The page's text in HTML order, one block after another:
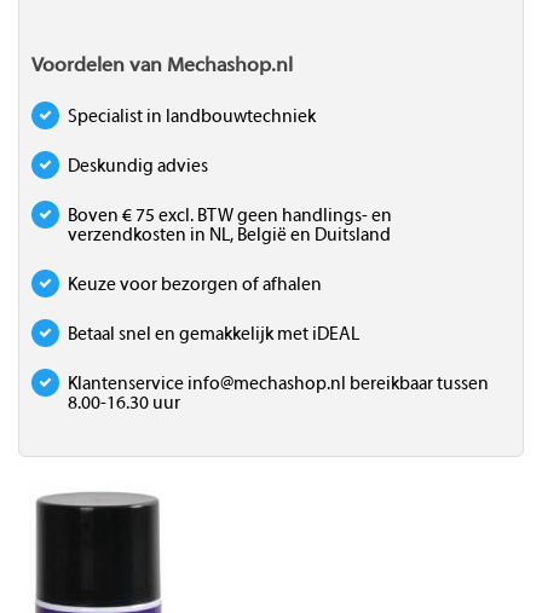
Voordelen van Mechashop.nl
Specialist in landbouwtechniek
Deskundig advies
Boven € 75 excl. BTW geen handlings- en
verzendkosten in NL, België en Duitsland
Keuze voor bezorgen of afhalen
Betaal snel en gemakkelijk met iDEAL
Klantenservice info@mechashop.nl
bereikbaar tussen
8.00-16.30 uur